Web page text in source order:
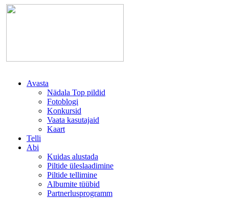
Avasta
Nädala Top pildid
Fotoblogi
Konkursid
Vaata kasutajaid
Kaart
Telli
Abi
Kuidas alustada
Piltide üleslaadimine
Piltide tellimine
Albumite tüübid
Partnerlusprogramm